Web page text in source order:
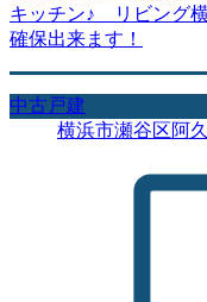
キッチン♪ リビング
確保出来ます！
中古戸建
横浜市瀬谷区阿